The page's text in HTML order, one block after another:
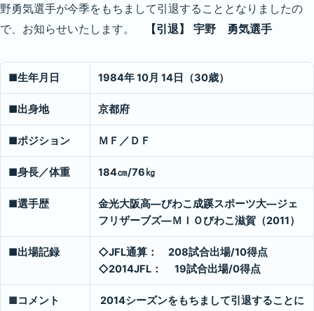
野勇気選手が今季をもちまして引退することとなりましたの
で、お知らせいたします。
【引退】 宇野 勇気選手
■生年月日 1984年 10月 14日（30歳）
■出身地 京都府
■ポジション ＭＦ／ＤＦ
■身長／体重 184㎝/76㎏
■選手歴
金光大阪高―びわこ成蹊スポーツ大―ジェ
フリザーブズ―ＭＩＯびわこ滋賀（2011）
■出場記録 ◇JFL通算： 208試合出場/10得点
◇2014JFL： 19試合出場/0得点
■コメント 2014シーズンをもちまして引退することに